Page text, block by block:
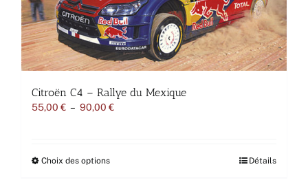
choisies
sur
la
page
du
produit
Citroën C4 – Rallye du Mexique
55,00 € – 90,00 €Plage
Choix des optionsCe
Détails